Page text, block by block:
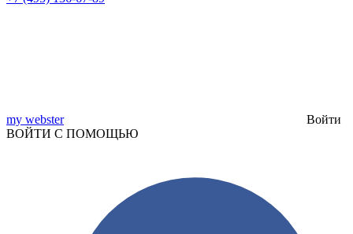
my webster
Войти
ВОЙТИ С ПОМОЩЬЮ